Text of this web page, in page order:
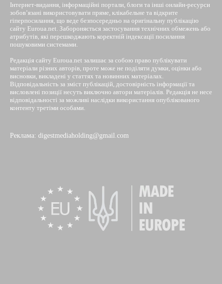
Інтернет-видання, інформаційні портали, блоги та інші онлайн-ресурси
зобов’язані використовувати пряме, клікабельне та відкрите
гіперпосилання, що веде безпосередньо на оригінальну публікацію
сайту Euroua.net. Забороняється застосування технічних обмежень або
атрибутів, які перешкоджають коректній індексації посилання
пошуковими системами.
Редакція сайту Euroua.net залишає за собою право публікувати
матеріали різних авторів, проте може не поділяти думки, оцінки або
висновки, викладені у статтях та новинних матеріалах.
Відповідальність за зміст публікацій, достовірність інформації та
висловлені позиції несуть виключно автори матеріалів. Редакція не несе
відповідальності за можливі наслідки використання опублікованого
контенту третіми особами.
Реклама: digestmediaholding@gmail.com